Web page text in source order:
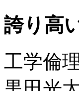
誇り高
工学倫